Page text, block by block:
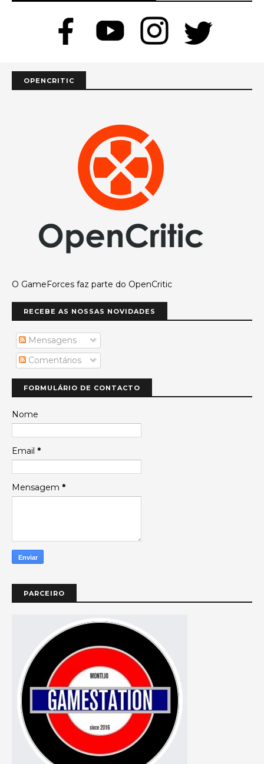
OPENCRITIC
O GameForces faz parte do OpenCritic
RECEBE AS NOSSAS NOVIDADES
Mensagens
Comentários
FORMULÁRIO DE CONTACTO
Nome
Email *
Mensagem *
PARCEIRO